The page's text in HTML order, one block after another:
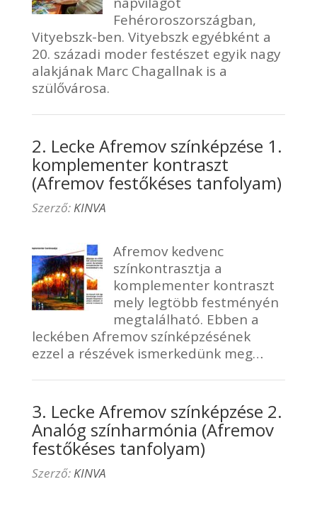
Fehéroroszországban,
Vityebszk-ben. Vityebszk egyébként a
20. századi moder festészet egyik nagy
alakjának Marc Chagallnak is a
szülővárosa.
2. Lecke Afremov színképzése 1.
komplementer kontraszt
(Afremov festőkéses tanfolyam)
Szerző:KINVA
Afremov kedvenc
színkontrasztja a
komplementer kontraszt
mely legtöbb festményén
megtalálható. Ebben a
leckében Afremov színképzésének
ezzel a részévek ismerkedünk meg…
3. Lecke Afremov színképzése 2.
Analóg színharmónia (Afremov
festőkéses tanfolyam)
Szerző:KINVA